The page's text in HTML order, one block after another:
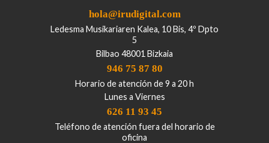
hola@irudigital.com
Ledesma Musikariaren Kalea, 10 Bis, 4º Dpto
5
Bilbao 48001 Bizkaia
946 75 87 80
Horario de atención de 9 a 20 h
Lunes a Viernes
626 11 93 45
Teléfono de atención fuera del horario de
oficina